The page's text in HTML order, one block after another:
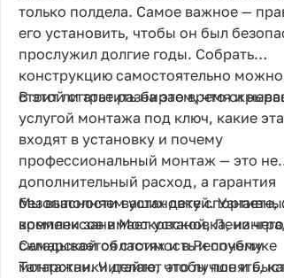
только полдела. Самое важное —
его установить, чтобы он был
прослужил долгие годы. Собрать
конструкцию самостоятельно
стоит ли тратить на это время и
В этой статье разбираем, что
услугой монтажа под ключ, какие
входят в установку и почему
профессиональный монтаж — это не
дополнительный расход, а гарантия
безопасности ваших детей. Узнаете,
времени занимает установка, из чего
складывается стоимость и почему
монтажники делают это лучше и
Мы выполняем установку
комплексов в Московской,
Самарской областях и в Республике
Татарстан. Читайте, чтобы понять,